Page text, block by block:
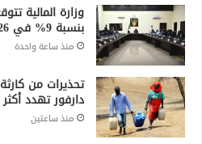
وزارة المالية
بنسبة 9% في 2026 واستمرار تراجع التضخم
منذ ساعة واحدة
تحذيرات من
دارفور تهدد أكثر من 270
منذ ساعتين